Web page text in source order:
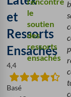
et
Ressorts
Ensachés
4,4
Basé
le
soutien
des
ressorts
ensachés